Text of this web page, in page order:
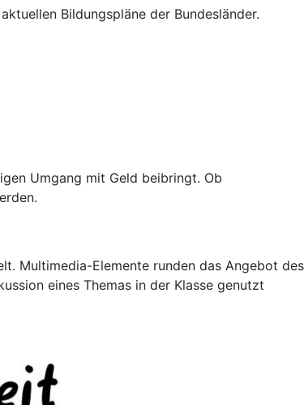
Bildungspläne der Bundesländer.
Umgang mit Geld beibringt. Ob
Multimedia-Elemente runden das Angebot des
eines Themas in der Klasse genutzt